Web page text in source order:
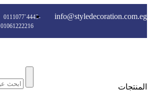
0111077`4443-
01061222216
info@styledecoration.com.eg
المنتجات